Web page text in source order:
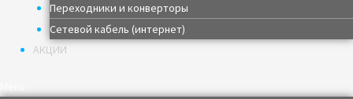
Переходники и конверторы
Сетевой кабель (интернет)
АКЦИИ